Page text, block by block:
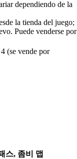
dependiendo de la
la tienda del juego;
Puede venderse por
(se vende por
스, 좀비 맵